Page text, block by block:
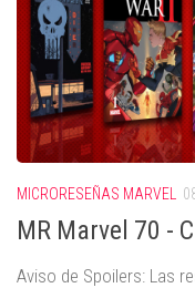
MICRORESEÑAS MARVEL
MR Marvel 70 -
Aviso de Spoilers: Las